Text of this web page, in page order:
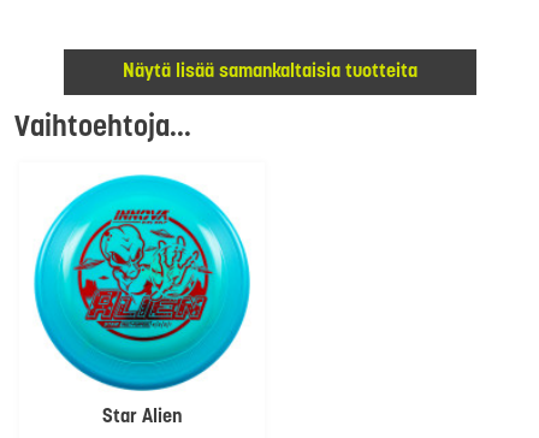
Näytä lisää samankaltaisia tuotteita
Vaihtoehtoja...
Star Alien